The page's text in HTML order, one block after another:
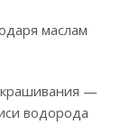
маслам
—
водорода